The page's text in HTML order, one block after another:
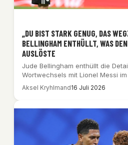
„DU BIST STARK GENUG, DAS
BELLINGHAM ENTHÜLLT, WAS
AUSLÖSTE
Jude Bellingham enthüllt die
Wortwechsels mit Lionel Messi
betont,…
Aksel Kryhlmand16 Juli 2026